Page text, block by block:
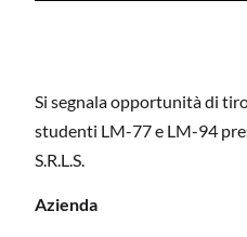
Si segnala opportunità di
studenti LM-77 e LM-94
S.R.L.S.
Azienda